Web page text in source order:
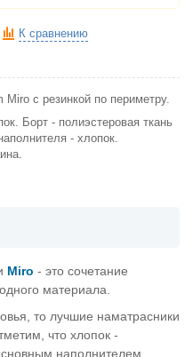
К сравнению
Miro с резинкой по периметру.
Борт - полиэстеровая ткань
- хлопок.
Miro - это сочетание
материала.
то лучшие наматрасники
что хлопок -
наполнителем